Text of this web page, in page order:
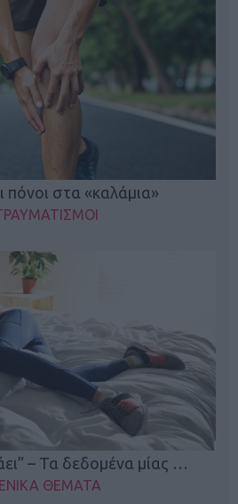
πόνοι στα «καλάμια»
– Τα δεδομένα μίας …
ΘΕΜΑΤΑ